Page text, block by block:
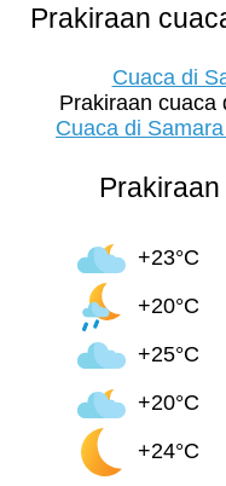
Prakiraan
Cuaca di
Prakiraan cuaca
Cuaca di
+23°C
+20°C
+25°C
+20°C
+24°C